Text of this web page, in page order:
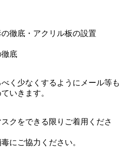
徹底・アクリル板の設置
徹底
く少なくするようにメール等も
いきます。
クをできる限りご着用くださ
にご協力ください。